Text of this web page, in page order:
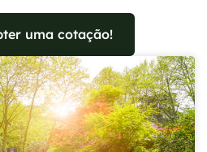
uma cotação!